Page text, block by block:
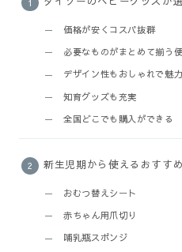
価格が安くコスパ抜群
必要なものがまとめて揃う
デザイン性もおしゃれで魅
知育グッズも充実
全国どこでも購入ができる
新生児期から使えるおすす
おむつ替えシート
赤ちゃん用爪切り
哺乳瓶スポンジ